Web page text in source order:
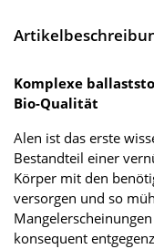
Komplexe
Bio-Qualität
Alen ist das erste
Bestandteil einer
Körper mit den
versorgen und so
konsequent